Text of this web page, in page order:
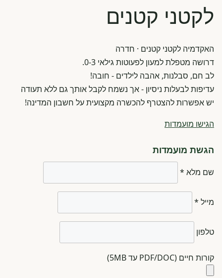
לקטני קטנים
האקדמיה לקטני קטנים · חדרה
דרושה מטפלת למעון לפעוטות גילאי 0-3.
לב חם, סבלנות, אהבה לילדים - חובה!
עדיפות לבעלות ניסיון - אך נשמח לקבל אותך גם ללא תעודה
יש אפשרות להצטרף להכשרה מקצועית על חשבון המדינה!
הגישו מועמדות
הגשת מועמדות
שם מלא *
מייל *
טלפון
קורות חיים (PDF/DOC עד 5MB)